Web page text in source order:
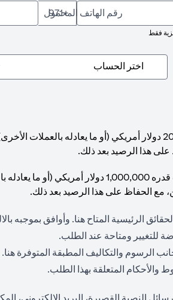
فقط
+971
رقم الهاتف المحمول
على هذا الرصيد بعد ذلك.
مع الحفاظ على هذا الرصيد بعد ذلك.
الرئيسية المتاح هنا(opens in a new tab). وأوافق بموجبه
للتغيير ومتاحة عند الطلب.
الرسوم والتكاليف المطبقة المتوفرة هنا(opens in a new tab).
والأحكام المتعلقة بهذا الطلب.